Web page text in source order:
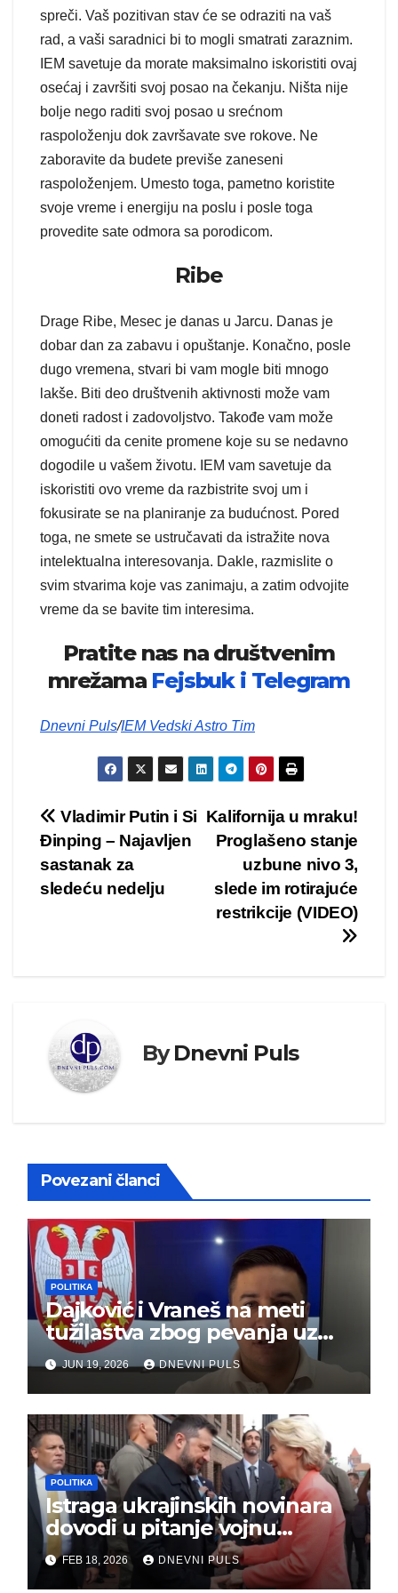
spreči. Vaš pozitivan stav će se odraziti na vaš
rad, a vaši saradnici bi to mogli smatrati zaraznim.
IEM savetuje da morate maksimalno iskoristiti ovaj
osećaj i završiti svoj posao na čekanju. Ništa nije
bolje nego raditi svoj posao u srećnom
raspoloženju dok završavate sve rokove. Ne
zaboravite da budete previše zaneseni
raspoloženjem. Umesto toga, pametno koristite
svoje vreme i energiju na poslu i posle toga
provedite sate odmora sa porodicom.
Ribe
Drage Ribe, Mesec je danas u Jarcu. Danas je
dobar dan za zabavu i opuštanje. Konačno, posle
dugo vremena, stvari bi vam mogle biti mnogo
lakše. Biti deo društvenih aktivnosti može vam
doneti radost i zadovoljstvo. Takođe vam može
omogućiti da cenite promene koje su se nedavno
dogodile u vašem životu. IEM vam savetuje da
iskoristiti ovo vreme da razbistrite svoj um i
fokusirate se na planiranje za budućnost. Pored
toga, ne smete se ustručavati da istražite nova
intelektualna interesovanja. Dakle, razmislite o
svim stvarima koje vas zanimaju, a zatim odvojite
vreme da se bavite tim interesima.
Pratite nas na društvenim
mrežama Fejsbuk i Telegram
Dnevni Puls/IEM Vedski Astro Tim
Kretanje
članka
Kalifornija u mraku!
Proglašeno stanje
uzbune nivo 3,
slede im rotirajuće
restrikcije (VIDEO)
Vladimir Putin i Si
Đinping – Najavljen
sastanak za
sledeću nedelju
ByDnevni Puls
Povezani članci
POLITIKA
Dajković i Vraneš na meti
tužilaštva zbog pevanja uz
gusle
JUN 19, 2026 DNEVNI PULS
POLITIKA
Istraga ukrajinskih novinara
dovodi u pitanje vojnu
pomoć Kijevu – Vojna pomoć
skrenula sa puta!
FEB 18, 2026 DNEVNI PULS